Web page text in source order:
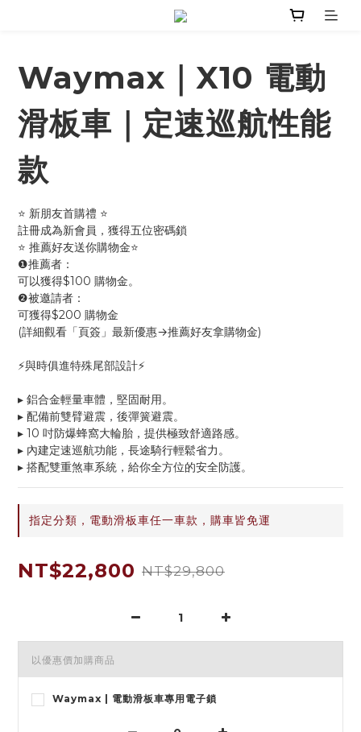
Waymax｜X10 電動
滑板車｜定速巡航性能
款
⭐ 新朋友首購禮 ⭐
註冊成為新會員，獲得五位密碼鎖
⭐ 推薦好友送你購物金⭐
❶推薦者：
可以獲得$100 購物金。
❷被邀請者：
可獲得$200 購物金
(詳細觀看「頁簽」最新優惠→推薦好友拿購物金)
⚡與時俱進特殊尾部設計⚡
▸ 鋁合金輕量車體，堅固耐用。
▸ 配備前雙臂避震，後彈簧避震。
▸ 10 吋防爆蜂窩大輪胎，提供極致舒適路感。
▸ 內建定速巡航功能，長途騎行輕鬆省力。
▸ 搭配雙重煞車系統，給你全方位的安全防護。
指定分類，電動滑板車任一車款，購車皆免運
NT$22,800 NT$29,800
以優惠價加購商品
Waymax | 電動滑板車專用電子鎖